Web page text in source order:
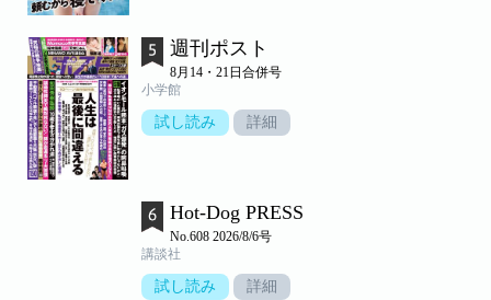
週刊ポスト
8月14・21日合併号
小学館
試し読み 詳細
Hot-Dog PRESS
No.608 2026/8/6号
講談社
試し読み 詳細